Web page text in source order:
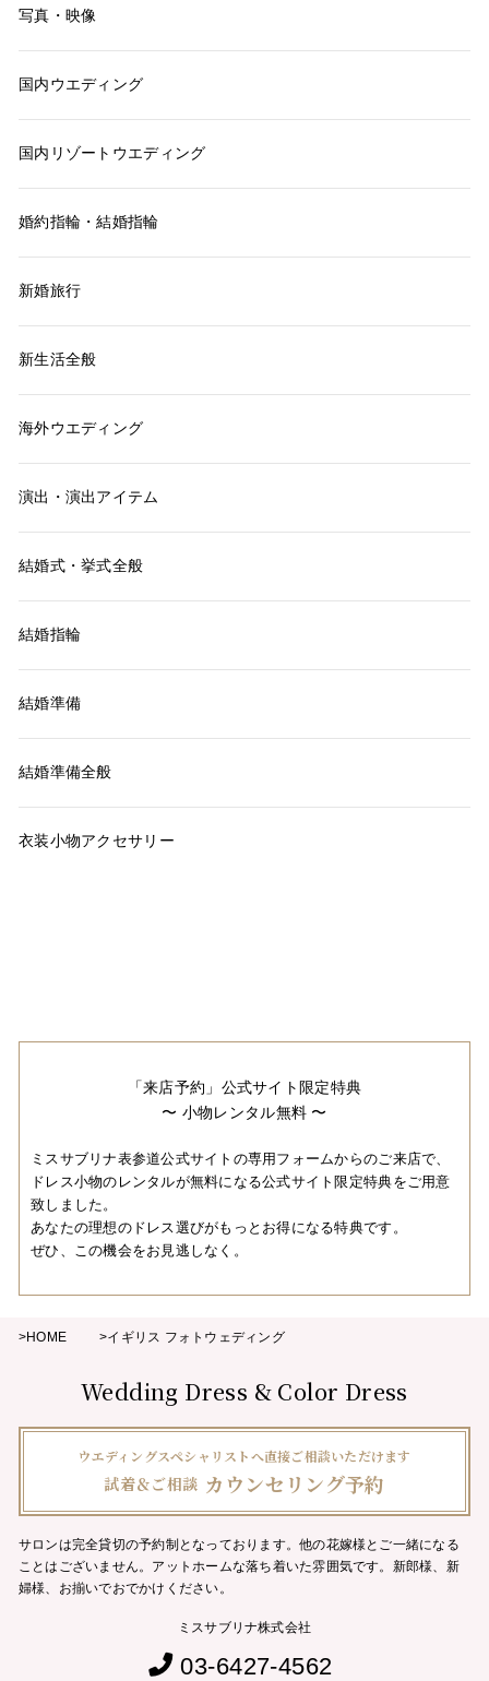
写真・映像
国内ウエディング
国内リゾートウエディング
婚約指輪・結婚指輪
新婚旅行
新生活全般
海外ウエディング
演出・演出アイテム
結婚式・挙式全般
結婚指輪
結婚準備
結婚準備全般
衣装小物アクセサリー
「来店予約」公式サイト限定特典
〜 小物レンタル無料 〜
ミスサブリナ表参道公式サイトの専用フォームからのご来店で、
ドレス小物のレンタルが無料になる公式サイト限定特典をご用意
致しました。
あなたの理想のドレス選びがもっとお得になる特典です。
ぜひ、この機会をお見逃しなく。
>HOME >イギリス フォトウェディング
Wedding Dress & Color Dress
ウエディングスペシャリストへ直接ご相談いただけます
試着＆ご相談 カウンセリング予約
サロンは完全貸切の予約制となっております。他の花嫁様とご一緒になる
ことはございません。 アットホームな落ち着いた雰囲気です。新郎様、新
婦様、お揃いでおでかけください。
ミスサブリナ株式会社
03-6427-4562